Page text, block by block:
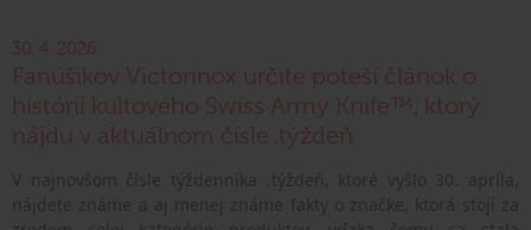
30. 4. 2026
Fanúšikov Victorinox určite poteší článok o
histórii kultového Swiss Army Knife™, ktorý
nájdu v aktuálnom čísle .týždeň